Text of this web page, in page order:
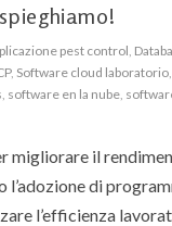
pest control
, Software cloud laboratorio
software en la nube
migliorare il
l’adozione di
l’efficienza